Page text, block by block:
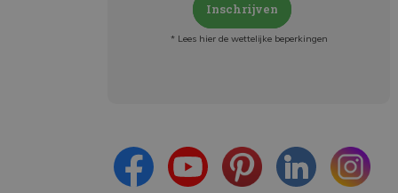
Inschrijven
* Lees hier de wettelijke beperkingen